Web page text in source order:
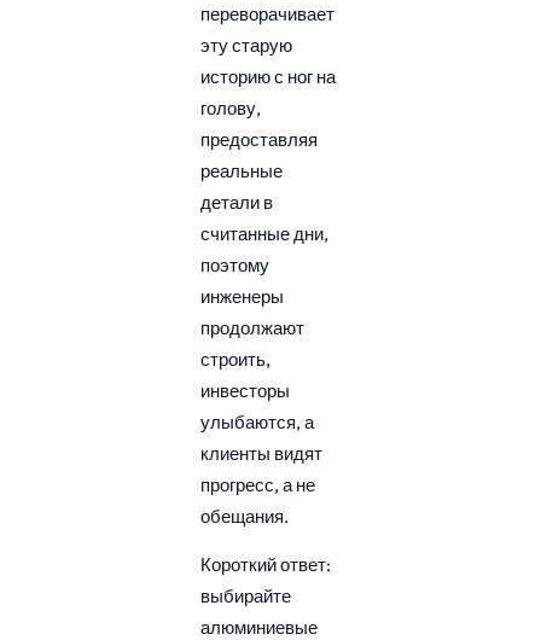
переворачивает
эту старую
историю с ног на
голову,
предоставляя
реальные
детали в
считанные дни,
поэтому
инженеры
продолжают
строить,
инвесторы
улыбаются, а
клиенты видят
прогресс, а не
обещания.
Короткий ответ:
выбирайте
алюминиевые